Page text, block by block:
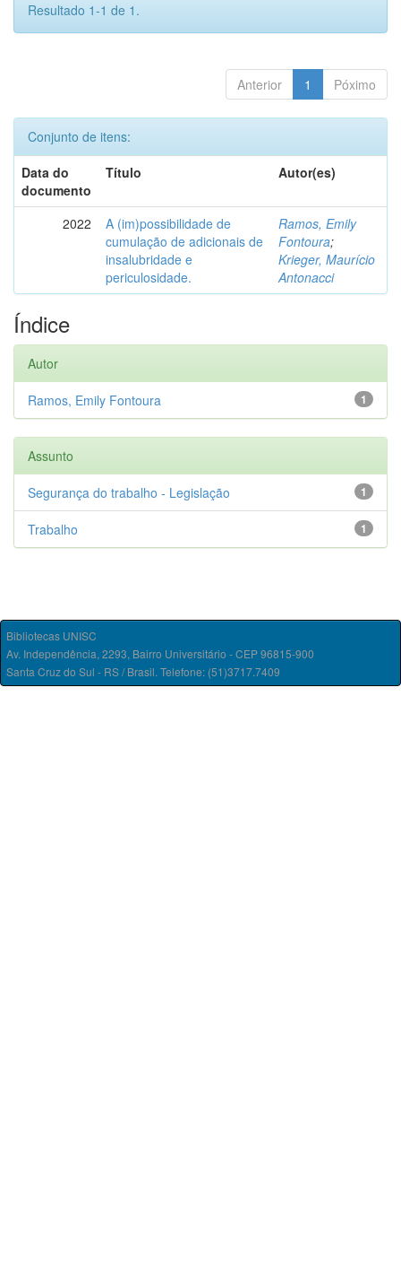
Resultado 1-1 de 1.
Anterior 1 Póximo
Conjunto de itens:
Data do
documento
Título Autor(es)
2022
A (im)possibilidade de
cumulação de adicionais de
insalubridade e
periculosidade.
Ramos, Emily
Fontoura;
Krieger, Maurício
Antonacci
Índice
Autor
1
Ramos, Emily Fontoura
Assunto
1
Segurança do trabalho - Legislação
1
Trabalho
Bibliotecas UNISC
Av. Independência, 2293, Bairro Universitário - CEP 96815-900
Santa Cruz do Sul - RS / Brasil. Telefone: (51)3717.7409